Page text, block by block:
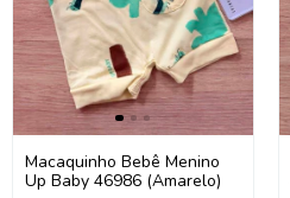
Macaquinho Bebê Menino
Up Baby 46986 (Amarelo)